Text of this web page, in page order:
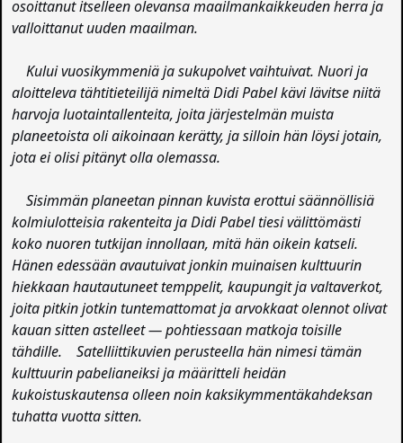
osoittanut itselleen olevansa maailmankaikkeuden herra ja
valloittanut uuden maailman.
Kului vuosikymmeniä ja sukupolvet vaihtuivat. Nuori ja
aloitteleva tähtitieteilijä nimeltä Didi Pabel kävi lävitse niitä
harvoja luotaintallenteita, joita järjestelmän muista
planeetoista oli aikoinaan kerätty, ja silloin hän löysi jotain,
jota ei olisi pitänyt olla olemassa.
Sisimmän planeetan pinnan kuvista erottui säännöllisiä
kolmiulotteisia rakenteita ja Didi Pabel tiesi välittömästi
koko nuoren tutkijan innollaan, mitä hän oikein katseli.
Hänen edessään avautuivat jonkin muinaisen kulttuurin
hiekkaan hautautuneet temppelit, kaupungit ja valtaverkot,
joita pitkin jotkin tuntemattomat ja arvokkaat olennot olivat
kauan sitten astelleet — pohtiessaan matkoja toisille
tähdille. Satelliittikuvien perusteella hän nimesi tämän
kulttuurin pabelianeiksi ja määritteli heidän
kukoistuskautensa olleen noin kaksikymmentäkahdeksan
tuhatta vuotta sitten.